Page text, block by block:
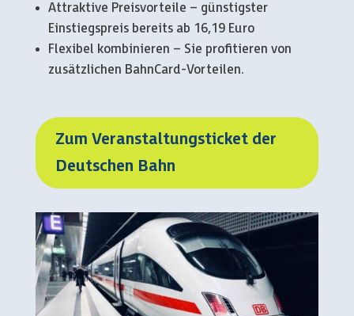
Attraktive Preisvorteile – günstigster
Einstiegspreis bereits ab 16,19 Euro
Flexibel kombinieren – Sie profitieren von
zusätzlichen BahnCard-Vorteilen.
Zum Veranstaltungsticket der
Deutschen Bahn